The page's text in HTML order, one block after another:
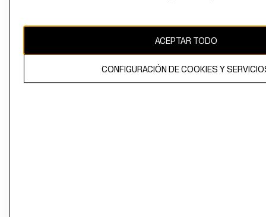
El contenido de esta página web está protegido por copyright y es
ACEPTAR TODO
CONFIGURACIÓN DE COOKIES Y